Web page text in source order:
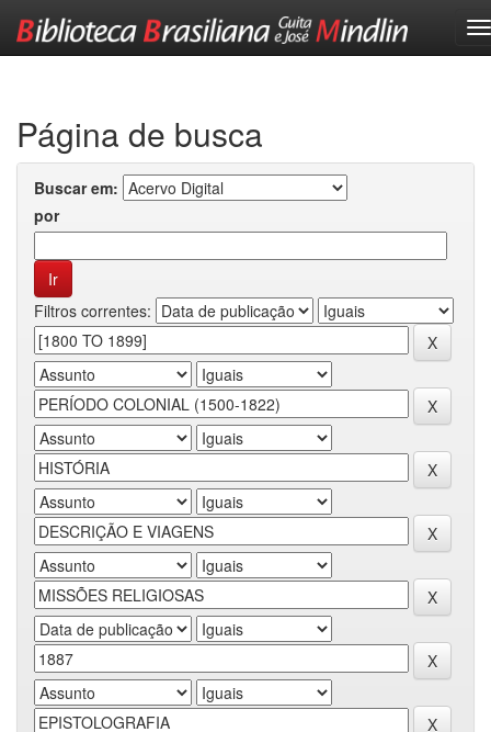
Página de busca
Buscar em:
por
Filtros correntes: